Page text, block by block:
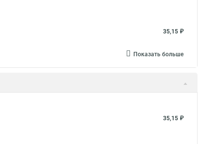
35,15 ₽
Показать больше
35,15 ₽